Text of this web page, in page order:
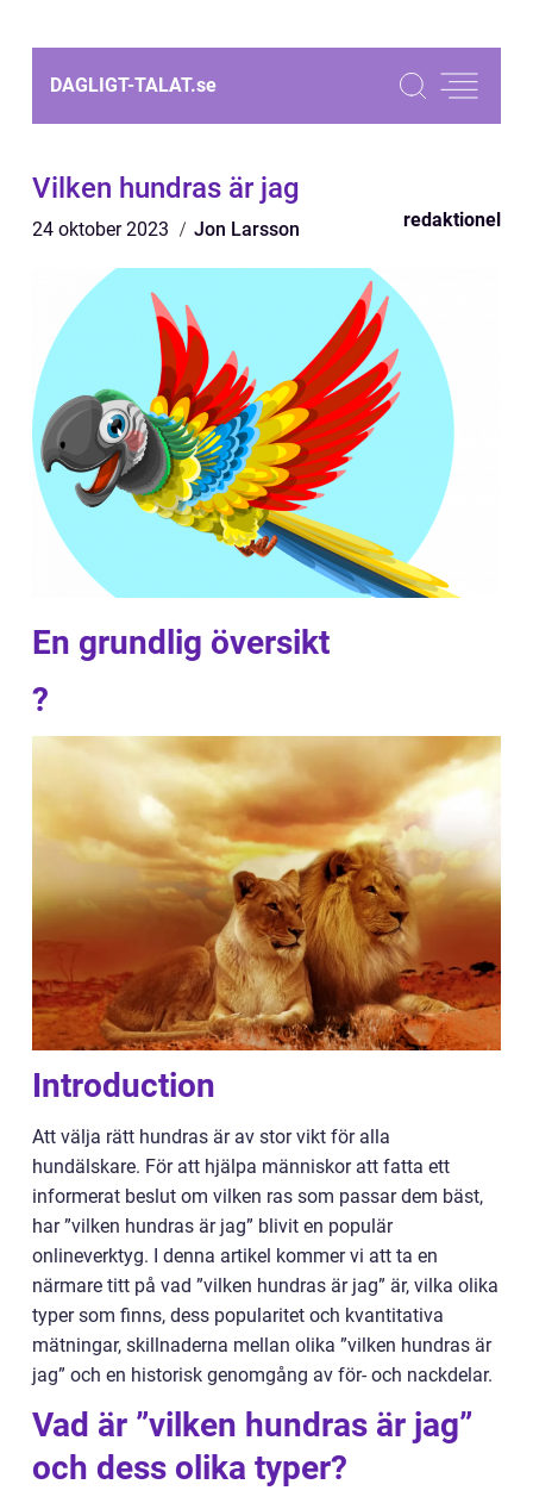
DAGLIGT-TALAT.se
Vilken hundras är jag
24 oktober 2023 Jon Larsson redaktionel
En grundlig översikt
?
Introduction
Att välja rätt hundras är av stor vikt för alla
hundälskare. För att hjälpa människor att fatta ett
informerat beslut om vilken ras som passar dem bäst,
har ”vilken hundras är jag” blivit en populär
onlineverktyg. I denna artikel kommer vi att ta en
närmare titt på vad ”vilken hundras är jag” är, vilka olika
typer som finns, dess popularitet och kvantitativa
mätningar, skillnaderna mellan olika ”vilken hundras är
jag” och en historisk genomgång av för- och nackdelar.
Vad är ”vilken hundras är jag”
och dess olika typer?